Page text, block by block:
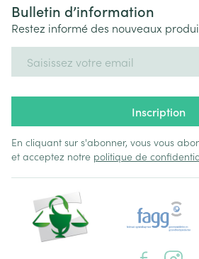
Bulletin d’information
Restez informé des nouveaux
Inscription
En cliquant sur s'abonner, vous vous
et acceptez notre politique de